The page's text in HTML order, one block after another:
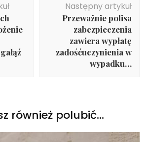
Następny artykuł
Przeważnie polisa
zabezpieczenia
zawiera wypłatę
zadośćuczynienia w
wypadku…
również polubić…